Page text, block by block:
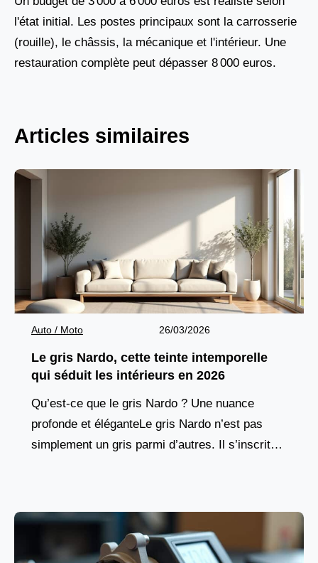
l'état initial. Les postes principaux sont la carrosserie
(rouille), le châssis, la mécanique et l'intérieur. Une
restauration complète peut dépasser 8 000 euros.
Articles similaires
Auto / Moto 26/03/2026
Le gris Nardo, cette teinte intemporelle
qui séduit les intérieurs en 2026
Qu’est-ce que le gris Nardo ? Une nuance
profonde et éléganteLe gris Nardo n’est pas
simplement un gris parmi d’autres. Il s’inscrit